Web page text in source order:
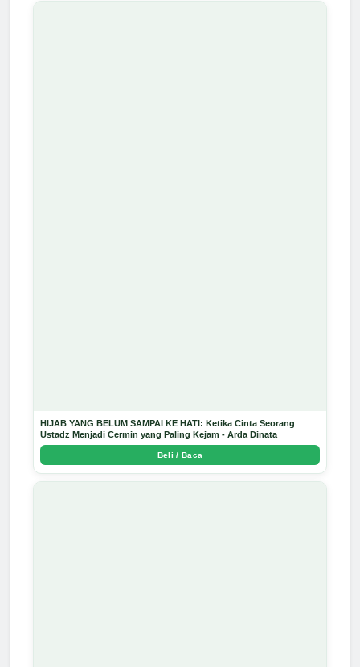
HIJAB YANG BELUM SAMPAI KE HATI: Ketika Cinta Seorang
Ustadz Menjadi Cermin yang Paling Kejam - Arda Dinata
Beli / Baca